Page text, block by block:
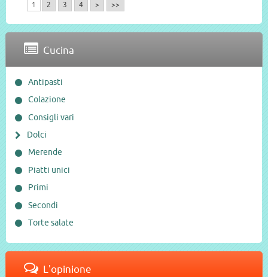
1 2 3 4 > >>
Cucina
Antipasti
Colazione
Consigli vari
Dolci
Merende
Piatti unici
Primi
Secondi
Torte salate
L'opinione